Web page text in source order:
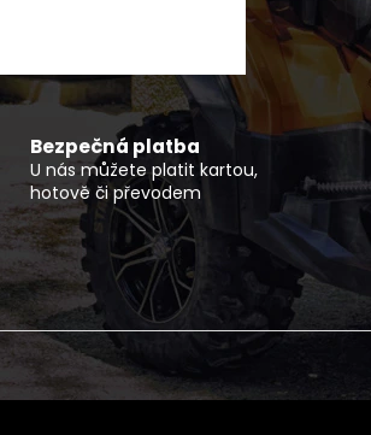
Bezpečná platba
U nás můžete platit kartou,
hotově či převodem